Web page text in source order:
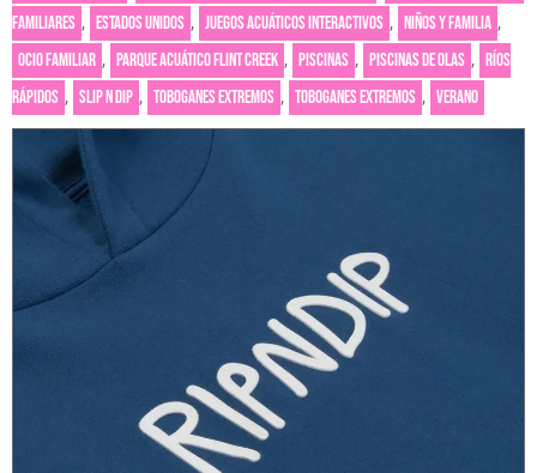
familiares , Estados Unidos , Juegos acuáticos interactivos , Niños y familia ,
Ocio familiar , Parque acuático Flint Creek , Piscinas , Piscinas de olas , Ríos
rápidos , Slip N Dip , Toboganes extremos , Toboganes extremos , Verano